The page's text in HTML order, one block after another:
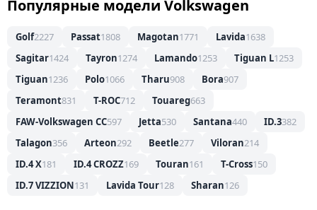
Популярные модели Volkswagen
Golf2227 Passat1808 Magotan1771 Lavida1638
Sagitar1424 Tayron1274 Lamando1253 Tiguan L1253
Tiguan1236 Polo1066 Tharu908 Bora907
Teramont831 T-ROC712 Touareg663
FAW-Volkswagen CC597 Jetta530 Santana440 ID.3382
Talagon356 Arteon292 Beetle277 Viloran214
ID.4 X181 ID.4 CROZZ169 Touran161 T-Cross150
ID.7 VIZZION131 Lavida Tour128 Sharan126